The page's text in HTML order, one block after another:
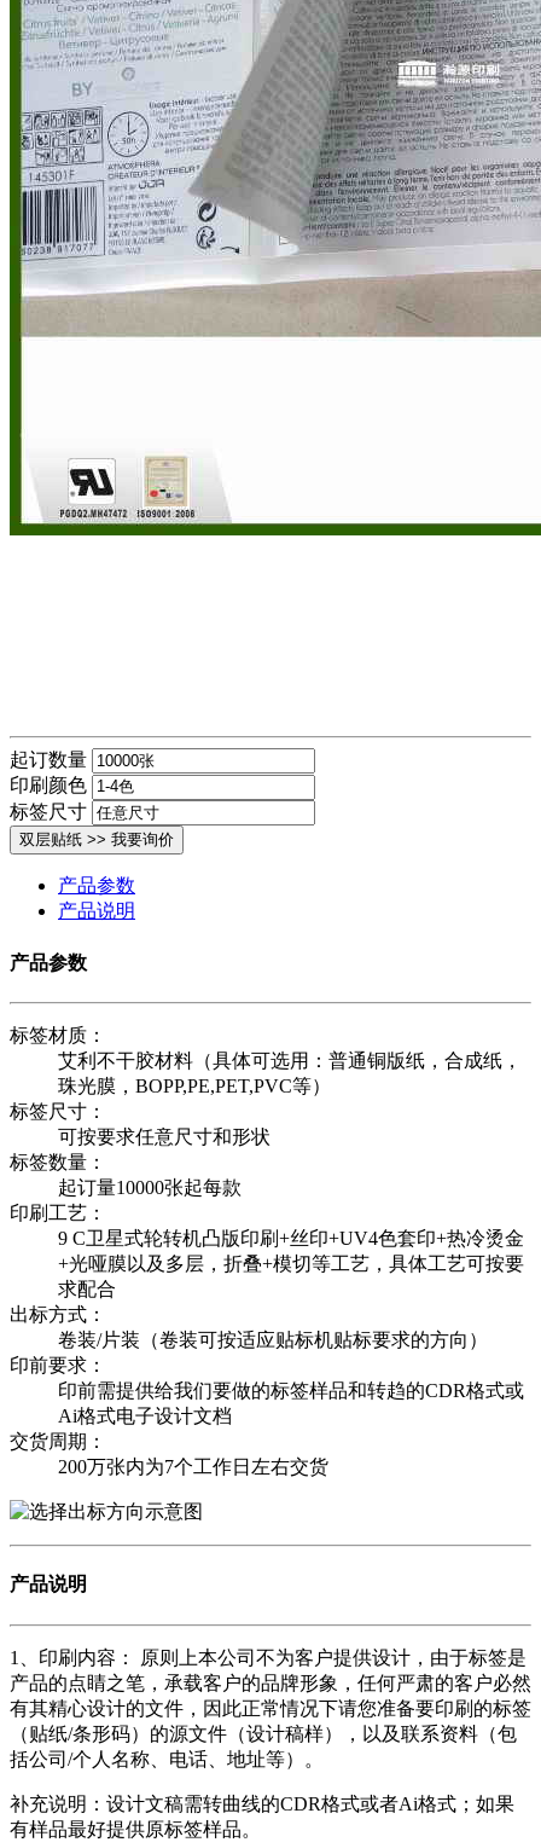
起订数量
印刷颜色
标签尺寸
产品参数
产品说明
产品参数
标签材质：
艾利不干胶材料（具体可选用：普通铜版纸，合成纸，
珠光膜，BOPP,PE,PET,PVC等）
标签尺寸：
可按要求任意尺寸和形状
标签数量：
起订量10000张起每款
印刷工艺：
9 C卫星式轮转机凸版印刷+丝印+UV4色套印+热冷烫金
+光哑膜以及多层，折叠+模切等工艺，具体工艺可按要
求配合
出标方式：
卷装/片装（卷装可按适应贴标机贴标要求的方向）
印前要求：
印前需提供给我们要做的标签样品和转趋的CDR格式或
Ai格式电子设计文档
交货周期：
200万张内为7个工作日左右交货
产品说明
1、印刷内容： 原则上本公司不为客户提供设计，由于标签是
产品的点睛之笔，承载客户的品牌形象，任何严肃的客户必然
有其精心设计的文件，因此正常情况下请您准备要印刷的标签
（贴纸/条形码）的源文件（设计稿样），以及联系资料（包
括公司/个人名称、电话、地址等）。
补充说明：设计文稿需转曲线的CDR格式或者Ai格式；如果
有样品最好提供原标签样品。